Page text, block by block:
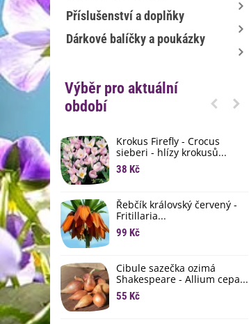
Příslušenství a doplňky
Dárkové balíčky a poukázky
Výběr pro aktuální
období
Krokus Firefly - Crocus
sieberi - hlízy krokusů...
38 Kč
Řebčík královský červený -
Fritillaria...
99 Kč
Cibule sazečka ozimá
Shakespeare - Allium cepa...
55 Kč